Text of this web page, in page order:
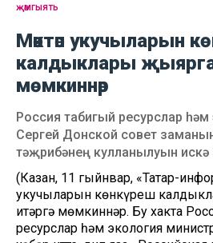
җәмгыять
Мәктәп укучыларын
калдыклары җыярга
мөмкиннәр
Россия табигый ресурслар
Сергей Донской совет
тәҗрибәнең кулланылуын искә
(Казан, 11 гыйнвар, «Татар-
укучыларын көнкүреш
итәргә мөмкиннәр. Бу хакта
ресурслар һәм экология